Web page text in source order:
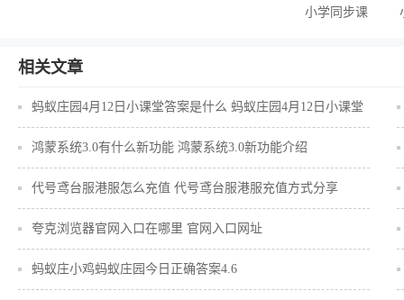
小学同步课
相关文章
蚂蚁庄园4月12日小课堂答案是什么 蚂蚁庄园4月12日小课堂
答案分享
鸿蒙系统3.0有什么新功能 鸿蒙系统3.0新功能介绍
代号鸢台服港服怎么充值 代号鸢台服港服充值方式分享
夸克浏览器官网入口在哪里 官网入口网址
蚂蚁庄小鸡蚂蚁庄园今日正确答案4.6